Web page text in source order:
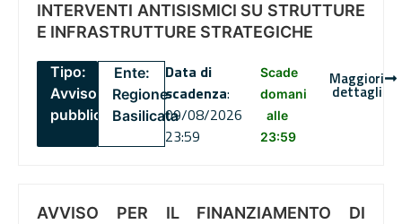
INTERVENTI ANTISISMICI SU STRUTTURE
E INFRASTRUTTURE STRATEGICHE
Tipo:
Avviso
pubblico
Ente:
Regione
Basilicata
Data di
scadenza:
09/08/2026
23:59
Scade
domani
alle
23:59
Maggiori
dettagli
AVVISO PER IL FINANZIAMENTO DI